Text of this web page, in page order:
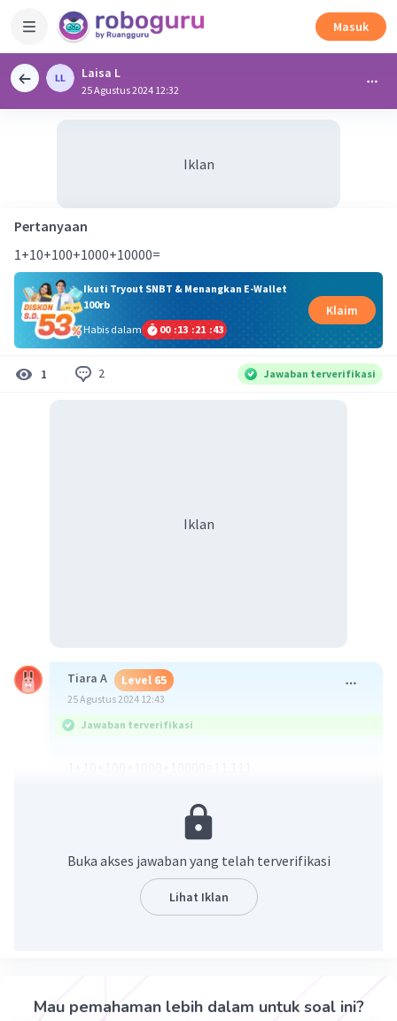
Masuk
Laisa L
25 Agustus 2024 12:32
Iklan
Pertanyaan
1+10+100+1000+10000=
Ikuti Tryout SNBT & Menangkan E-Wallet
100rb
Habis dalam
00 :13 :21 :42
Klaim
1 2 Jawaban terverifikasi
Iklan
Tiara A Level 65
25 Agustus 2024 12:43
Jawaban terverifikasi
Level 24
25 Agustus 2024 12:55
terima kasih banyak ya
27 Agustus 2024 14:14
Buka akses jawaban yang telah terverifikasi
Lihat Iklan
Mau pemahaman lebih dalam untuk soal ini?